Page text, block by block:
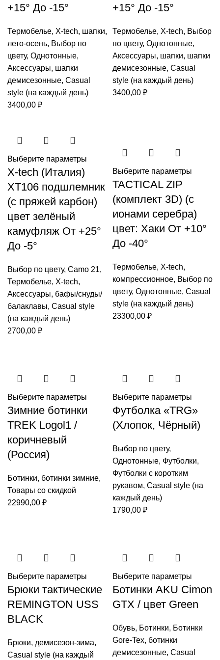
+15° До -15°
Термобелье, X-tech, шапки,
лето-осень, Выбор по
цвету, Однотонные,
Аксессуары, шапки
демисезонные, Casual
style (на каждый день)
3400,00 ₽
+15° До -15°
Термобелье, X-tech, Выбор
по цвету, Однотонные,
Аксессуары, шапки, шапки
демисезонные, Casual
style (на каждый день)
3400,00 ₽
Выберите параметры
X-tech (Италия)
XT106 подшлемник
(с пряжей карбон)
цвет зелёный
камуфляж От +25°
До -5°
Выбор по цвету, Camo 21,
Термобелье, X-tech,
Аксессуары, бафы/снуды/
балаклавы, Casual style
(на каждый день)
2700,00 ₽
Выберите параметры
TACTICAL ZIP
(комплект 3D) (с
ионами серебра)
цвет: Хаки От +10°
До -40°
Термобелье, X-tech,
компрессионное, Выбор по
цвету, Однотонные, Casual
style (на каждый день)
23300,00 ₽
Выберите параметры
Зимние ботинки
TREK Logol1 /
коричневый
(Россия)
Ботинки, ботинки зимние,
Товары со скидкой
22990,00 ₽
Выберите параметры
Футболка «TRG»
(Хлопок, Чёрный)
Выбор по цвету,
Однотонные, Футболки,
Футболки с коротким
рукавом, Casual style (на
каждый день)
1790,00 ₽
Выберите параметры
Брюки тактические
REMINGTON USS
BLACK
Брюки, демисезон-зима,
Casual style (на каждый
Выберите параметры
Ботинки AKU Cimon
GTX / цвет Green
Обувь, Ботинки, Ботинки
Gore-Tex, ботинки
демисезонные, Casual